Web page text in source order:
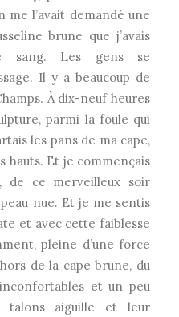
me l’avait demandé une
brune que j’avais
sang. Les gens se
Il y a beaucoup de
À dix-neuf heures
parmi la foule qui
les pans de ma cape,
hauts. Et je commençais
ce merveilleux soir
nue. Et je me sentis
et avec cette faiblesse
pleine d’une force
de la cape brune, du
inconfortables et un peu
talons aiguille et leur